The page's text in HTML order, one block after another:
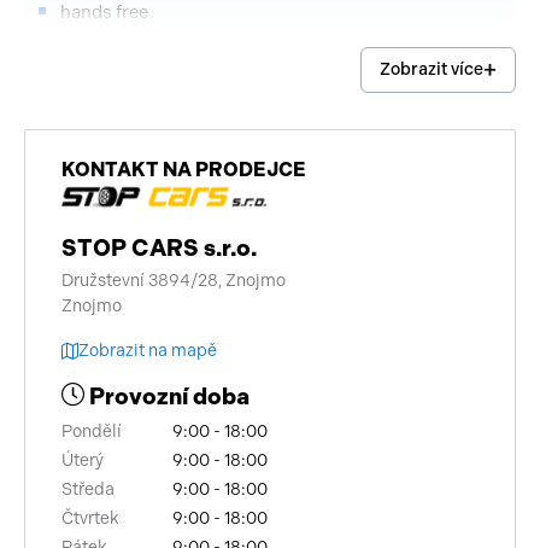
hands free
start-stop systém
digitální příjem rádia (DAB)
přední pohon
bezklíčové startování
hlídání jízdního pruhu
senzor tlaku v pneumatikách
Zobrazit více
KONTAKT NA PRODEJCE
STOP CARS s.r.o.
Družstevní 3894/28, Znojmo
Znojmo
Zobrazit na mapě
Provozní doba
Pondělí
9:00 - 18:00
Úterý
9:00 - 18:00
Středa
9:00 - 18:00
Čtvrtek
9:00 - 18:00